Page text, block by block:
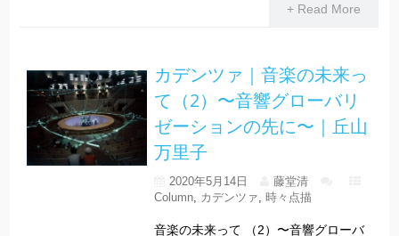
+ Read More
カデンツァ｜音楽の未来っ
て（2）〜音響グローバリ
ゼーションの先に〜｜丘山
万里子
2020年5月14日
藤堂清
Column, カデンツァ 時々点描
音楽の未来って （2）〜音響グローバ